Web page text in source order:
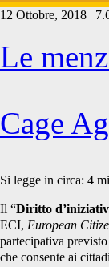
Tag:
12 Ottobre, 2018 |
Le
Cage
Si legge in circa: 4
Il “Diritto
ECI, European
partecipativa
che consente ai